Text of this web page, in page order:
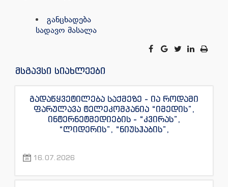
განცხადება
სადავო მასალა
მსგავსი სიახლეები
გადაწყვეტილება საქმეზე - ია როდამი
ფარულავა ტელეკომპანია “იმედის”,
ინტერნეტმედიების - “კვირას”,
“ლიდერის”, “ნიუსჰაბის”,
“ექსკლუზივტივის” ჟურნალისტების
16.07.2026